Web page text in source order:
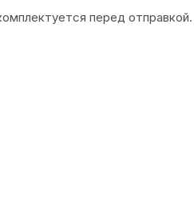
перед отправкой.